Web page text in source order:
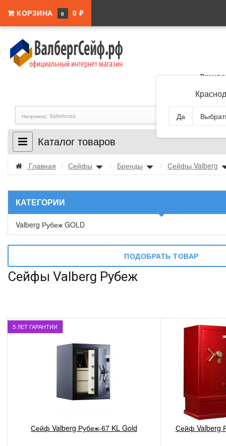
КОРЗИНА 0 0 ₽
Да
Время
Каталог товаров
Главная / Сейфы / Бренды / Сейфы Valberg
КАТЕГОРИИ
Valberg Рубеж GOLD
ПОДОБРАТЬ ТОВАР
Сейфы Valberg Рубеж
5 ЛЕТ ГАРАНТИИ
Сейф Valberg Рубеж-67 KL Gold Сейф Valberg